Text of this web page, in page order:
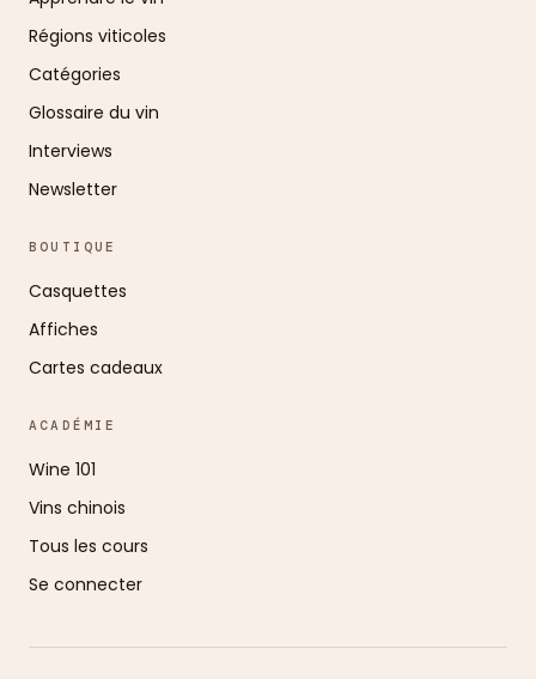
Régions viticoles
Catégories
Glossaire du vin
Interviews
Newsletter
BOUTIQUE
Casquettes
Affiches
Cartes cadeaux
ACADÉMIE
Wine 101
Vins chinois
Tous les cours
Se connecter